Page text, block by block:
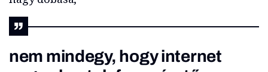
nem mindegy, hogy internet